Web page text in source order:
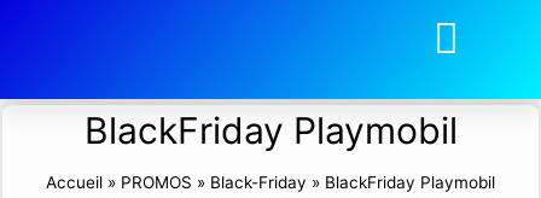
BlackFriday Playmobil
Accueil » PROMOS » Black-Friday » BlackFriday Playmobil